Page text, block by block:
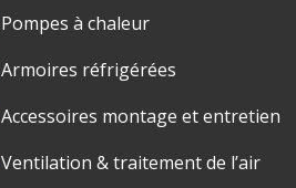
Pompes à chaleur
Armoires réfrigérées
Accessoires montage et entretien
Ventilation & traitement de l’air